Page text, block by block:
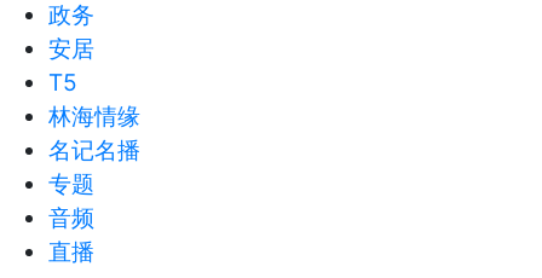
政务
安居
T5
林海情缘
名记名播
专题
音频
直播